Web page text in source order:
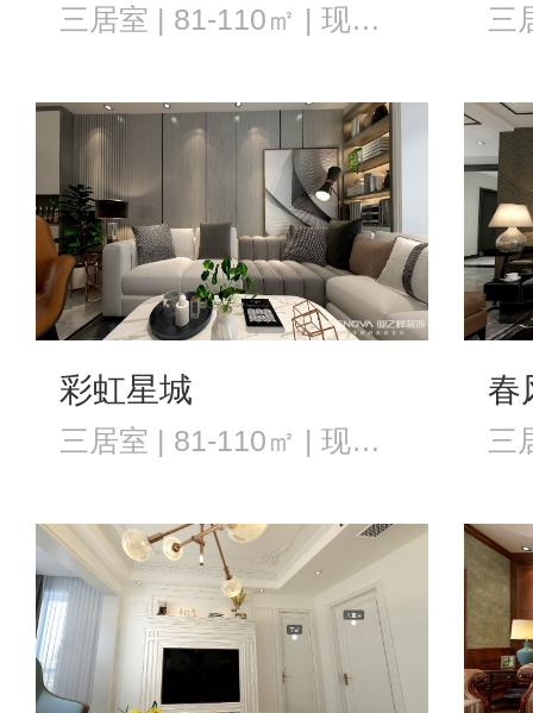
三居室 | 81-110㎡ | 现代风格
彩虹星城
三居室 | 81-110㎡ | 现代风格
春